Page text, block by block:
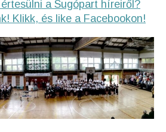
a Sugópart híreiről?
Klikk, és like a Facebookon!